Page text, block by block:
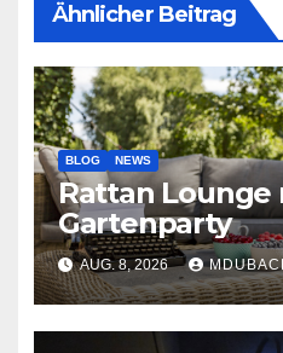
Ähnlicher Beitrag
BLOG NEWS
Rattan
Gartenparty
AUG. 8, 2026